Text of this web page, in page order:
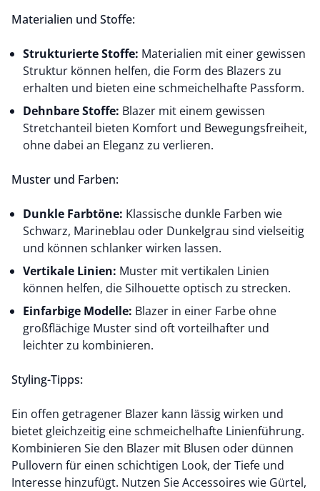
Materialien und Stoffe:
Strukturierte Stoffe: Materialien mit einer gewissen
Struktur können helfen, die Form des Blazers zu
erhalten und bieten eine schmeichelhafte Passform.
Dehnbare Stoffe: Blazer mit einem gewissen
Stretchanteil bieten Komfort und Bewegungsfreiheit,
ohne dabei an Eleganz zu verlieren.
Muster und Farben:
Dunkle Farbtöne: Klassische dunkle Farben wie
Schwarz, Marineblau oder Dunkelgrau sind vielseitig
und können schlanker wirken lassen.
Vertikale Linien: Muster mit vertikalen Linien
können helfen, die Silhouette optisch zu strecken.
Einfarbige Modelle: Blazer in einer Farbe ohne
großflächige Muster sind oft vorteilhafter und
leichter zu kombinieren.
Styling-Tipps:
Ein offen getragener Blazer kann lässig wirken und
bietet gleichzeitig eine schmeichelhafte Linienführung.
Kombinieren Sie den Blazer mit Blusen oder dünnen
Pullovern für einen schichtigen Look, der Tiefe und
Interesse hinzufügt. Nutzen Sie Accessoires wie Gürtel,